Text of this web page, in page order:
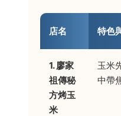
店名 特色
1. 廖家
祖傳秘
方烤玉
米
玉米
中帶